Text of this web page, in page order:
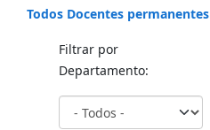
Todos Docentes permanentes
Filtrar por
Departamento: